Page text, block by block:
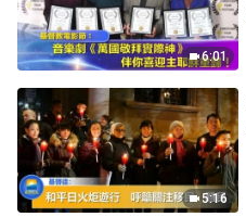
6:01
5:16